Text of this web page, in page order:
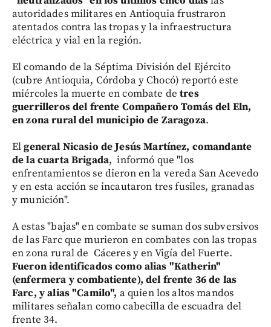
autoridades militares en Antioquia frustraron
atentados contra las tropas y la infraestructura
eléctrica y vial en la región.
El comando de la Séptima División del Ejército
(cubre Antioquia, Córdoba y Chocó) reportó este
miércoles la muerte en combate detres
guerrilleros del frente Compañero Tomás del Eln,
en zona rural del municipio de Zaragoza.
Elgeneral Nicasio de Jesús Martínez, comandante
de la cuarta Brigada, informó que "los
enfrentamientos se dieron en la vereda San Acevedo
y en esta acción se incautaron tres fusiles, granadas
y munición".
A estas "bajas" en combate se suman dos subversivos
de las Farc que murieron en combates con las tropas
en zona rural de Cáceres y en Vigía del Fuerte.
Fueron identificados como alias "Katherin"
(enfermera y combatiente), del frente 36 de las
Farc, y alias "Camilo", a quien los altos mandos
militares señalan como cabecilla de escuadra del
frente 34.